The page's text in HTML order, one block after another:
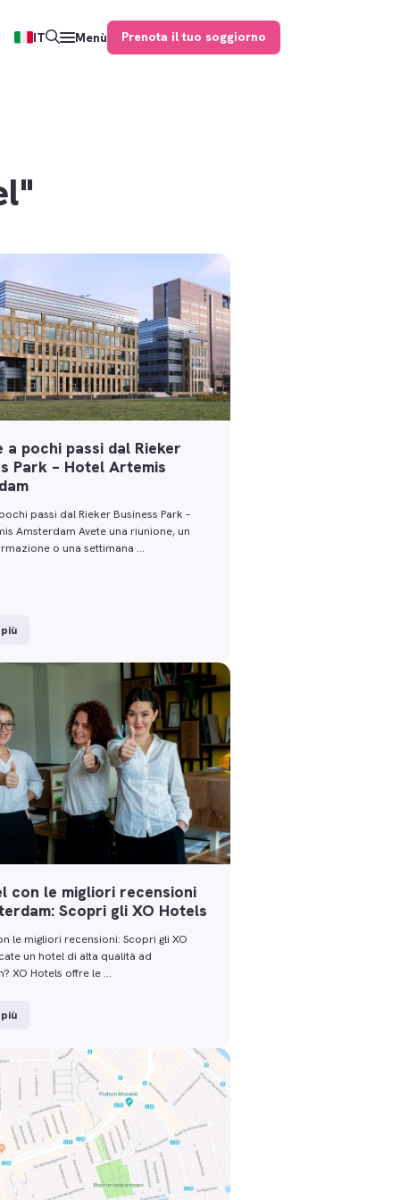
IT Menù Prenota il tuo soggiorno
a pochi passi dal Rieker
Park – Hotel Artemis
passi dal Rieker Business Park –
Amsterdam Avete una riunione, un
o una settimana …
con le migliori recensioni
Scopri gli XO Hotels
le migliori recensioni: Scopri gli XO
un hotel di alta qualità ad
XO Hotels offre le …